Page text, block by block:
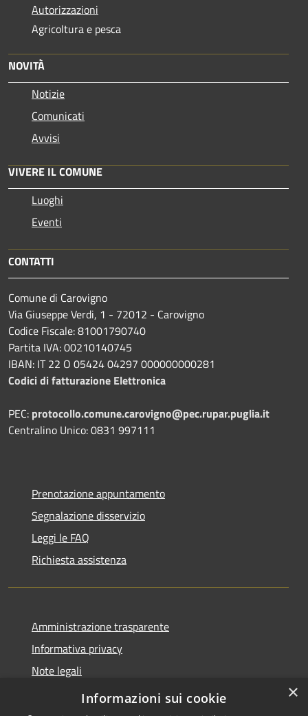
Autorizzazioni
Agricoltura e pesca
NOVITÀ
Notizie
Comunicati
Avvisi
VIVERE IL COMUNE
Luoghi
Eventi
CONTATTI
Comune di Carovigno
Via Giuseppe Verdi, 1 - 72012 - Carovigno
Codice Fiscale: 81001790740
Partita IVA: 00210140745
IBAN: IT 22 O 05424 04297 000000000281
Codici di fatturazione Elettronica
PEC: protocollo.comune.carovigno@pec.rupar.puglia.it
Centralino Unico: 0831 997111
Prenotazione appuntamento
Segnalazione disservizio
Leggi le FAQ
Richiesta assistenza
Amministrazione trasparente
Informativa privacy
Note legali
Dichiarazione di accessibilità
×
Informazioni sui cookie